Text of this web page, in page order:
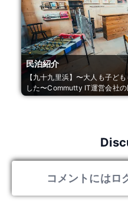
民泊紹介
【九十九里浜】〜大人も子ど
した〜Commutty IT運営会社の
コメントにはロ